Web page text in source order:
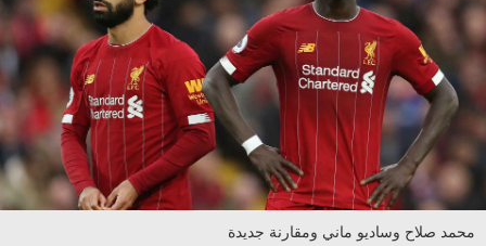
محمد صلاح وساديو ماني ومقارنة جديدة